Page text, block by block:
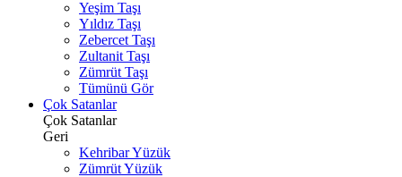
Yeşim Taşı
Yıldız Taşı
Zebercet Taşı
Zultanit Taşı
Zümrüt Taşı
Tümünü Gör
Çok Satanlar
Çok Satanlar
Geri
Kehribar Yüzük
Zümrüt Yüzük